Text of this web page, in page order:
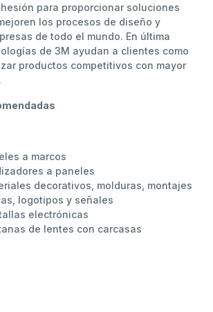
para proporcionar soluciones
los procesos de diseño y
de todo el mundo. En última
de 3M ayudan a clientes como
productos competitivos con mayor
a marcos
a paneles
decorativos, molduras, montajes
logotipos y señales
electrónicas
de lentes con carcasas